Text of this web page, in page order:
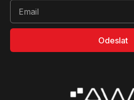
Odeslat